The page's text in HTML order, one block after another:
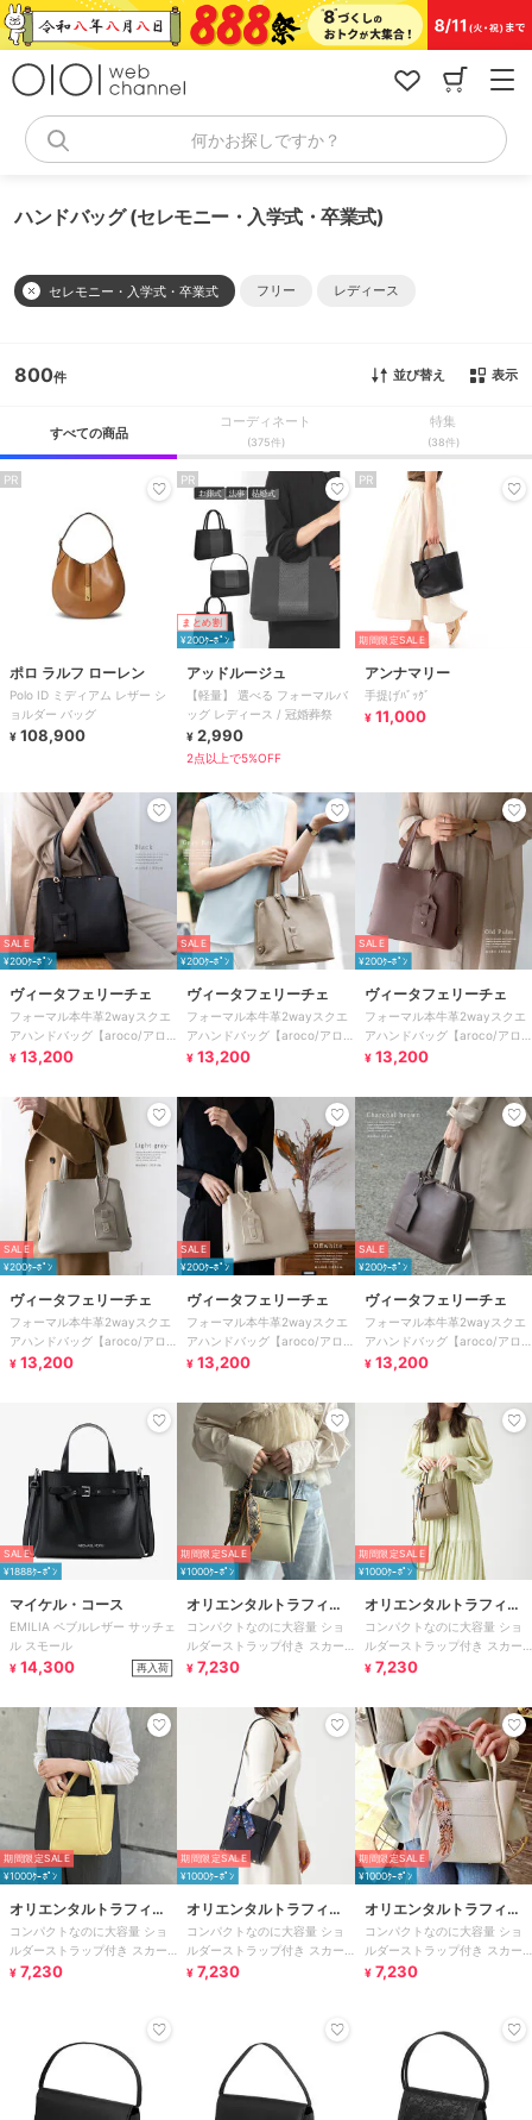
コ
ン
何かお探しですか？
ハンドバッグ (セレモニー・入学式・卒業式)
セレモニー・入学式・卒業式 フリー レディース
800 並び替え 表示
すべての商品
コーディネート
(375件)
特集
(38件)
PR
ポロ ラルフ ローレン
Polo ID ミディアム レザー シ
ョルダー バッグ
¥ 108,900
PR
まとめ割
¥200ｸｰﾎﾟﾝ
アッドルージュ
【軽量】 選べる フォーマルバ
ッグ レディース / 冠婚葬祭
¥ 2,990
2点以上で5%OFF
PR
期間限定SALE
アンナマリー
手提げﾊﾞｯｸﾞ
¥ 11,000
SALE
¥200ｸｰﾎﾟﾝ
ヴィータフェリーチェ
フォーマル本牛革2wayスクエ
アハンドバッグ【aroco/アロ
コ】セレモニー向け
¥ 13,200
SALE
¥200ｸｰﾎﾟﾝ
ヴィータフェリーチェ
フォーマル本牛革2wayスクエ
アハンドバッグ【aroco/アロ
コ】セレモニー向け
¥ 13,200
SALE
¥200ｸｰﾎﾟﾝ
ヴィータフェリーチェ
フォーマル本牛革2wayスクエ
アハンドバッグ【aroco/アロ
コ】セレモニー向け
¥ 13,200
SALE
¥200ｸｰﾎﾟﾝ
ヴィータフェリーチェ
フォーマル本牛革2wayスクエ
アハンドバッグ【aroco/アロ
コ】セレモニー向け
¥ 13,200
SALE
¥200ｸｰﾎﾟﾝ
ヴィータフェリーチェ
フォーマル本牛革2wayスクエ
アハンドバッグ【aroco/アロ
コ】セレモニー向け
¥ 13,200
SALE
¥200ｸｰﾎﾟﾝ
ヴィータフェリーチェ
フォーマル本牛革2wayスクエ
アハンドバッグ【aroco/アロ
コ】セレモニー向け
¥ 13,200
SALE
¥1888ｸｰﾎﾟﾝ
マイケル・コース
EMILIA ペブルレザー サッチェ
ル スモール
¥ 14,300 再入荷
期間限定SALE
¥1000ｸｰﾎﾟﾝ
オリエンタルトラフィッ
ク
コンパクトなのに大容量 ショ
ルダーストラップ付き スカー
フ付きハンドバッグ/BA-209
¥ 7,230
期間限定SALE
¥1000ｸｰﾎﾟﾝ
オリエンタルトラフィッ
ク
コンパクトなのに大容量 ショ
ルダーストラップ付き スカー
フ付きハンドバッグ/BA-209
¥ 7,230
期間限定SALE
¥1000ｸｰﾎﾟﾝ
オリエンタルトラフィッ
ク
コンパクトなのに大容量 ショ
ルダーストラップ付き スカー
フ付きハンドバッグ/BA-209
¥ 7,230
期間限定SALE
¥1000ｸｰﾎﾟﾝ
オリエンタルトラフィッ
ク
コンパクトなのに大容量 ショ
ルダーストラップ付き スカー
フ付きハンドバッグ/BA-209
¥ 7,230
期間限定SALE
¥1000ｸｰﾎﾟﾝ
オリエンタルトラフィッ
ク
コンパクトなのに大容量 ショ
ルダーストラップ付き スカー
フ付きハンドバッグ/BA-209
¥ 7,230